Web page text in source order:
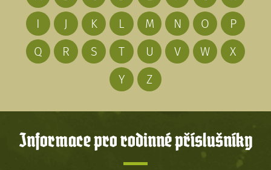
I
J K L M N O
P
Q
R S T U V W
X
Y
Z
Informace pro rodinné příslušníky